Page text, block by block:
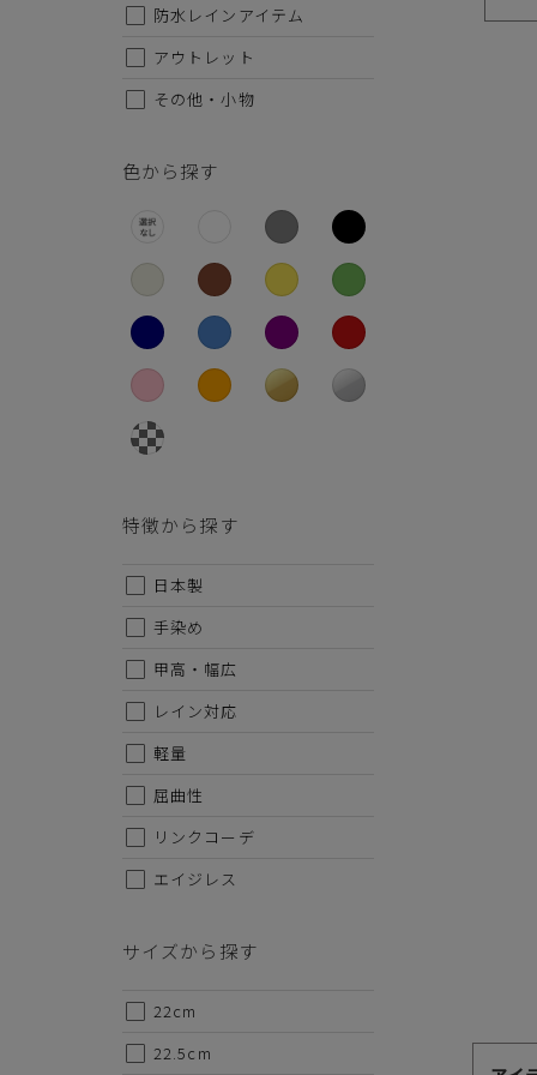
ソッ
防水レインアイテム
アウトレット
その他・小物
色から探す
特徴から探す
日本製
手染め
甲高・幅広
レイン対応
軽量
屈曲性
リンクコーデ
エイジレス
サイズから探す
22cm
22.5cm
金引換の中からお好きな決済方法をお選びいただけます。
26.5cm